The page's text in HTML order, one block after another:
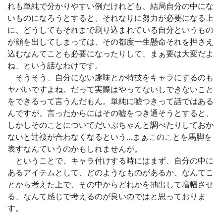
れも単純で分かりやすい例だけれども、結局自分の中にな
いものになろうとすると、それなりに努力が必要になる上
に、どうしてもそれまで刷り込まれている自分というもの
が顔を出してしまっては、その都度一生懸命それを押さえ
込むなんてことも必要になったりして、まぁ要は大変だよ
ね、という話なわけです。
そうそう、自分にない趣味とか特技をキャラにするのも
ヤバいですよね。だって実際はやってないしできないこと
をできるって言うんだもん。単純に嘘つきって話ではある
んですが、言ったからにはその嘘をつき通そうとすると、
しかしそのことについてだいぶちゃんと調べたりしておか
ないと辻褄が合わなくなるという…まぁこのことを馬脚を
表すなんていうのかもしれませんが。
ということで、キャラ付けする時にはまず、自分の中に
あるアイテムとして、どのようなものがあるか、なんてこ
とから考えた上で、その中からどれかを抽出して増幅させ
る、なんて感じで考えるのが良いのではと思っておりま
す。